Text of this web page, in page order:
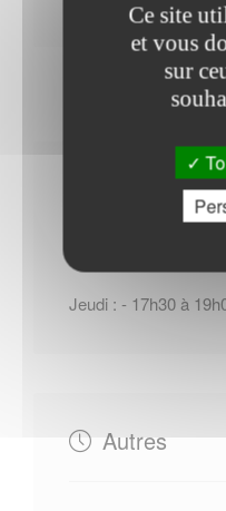
Horaires
Jeudi : - 17h30 à
Autres
Ce site
et vous
sur